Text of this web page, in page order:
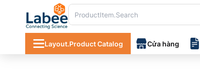
Layout.Product Catalog Cửa hàng